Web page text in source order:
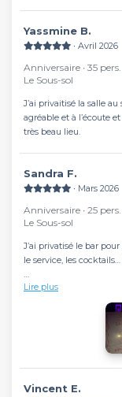
Yassmine B.
∙ Avril 2026
Anniversaire ∙ 35 pers.
Le Sous-sol
J’ai privaitisé la salle
agréable et à l’écoute
très beau lieu.
Sandra F.
∙ Mars 2026
Anniversaire ∙ 25 pers.
Le Sous-sol
J’ai privatisé le bar
le service, les
Mes invités ont adoré
moment. Merci pour
recommande à 100% !
Lire plus
Vincent E.